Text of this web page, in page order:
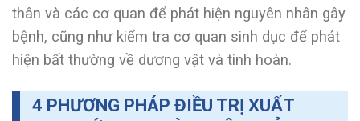
thân và các cơ quan để phát hiện nguyên nhân gây
bệnh, cũng như kiểm tra cơ quan sinh dục để phát
hiện bất thường về dương vật và tinh hoàn.
4 PHƯƠNG PHÁP ĐIỀU TRỊ XUẤT